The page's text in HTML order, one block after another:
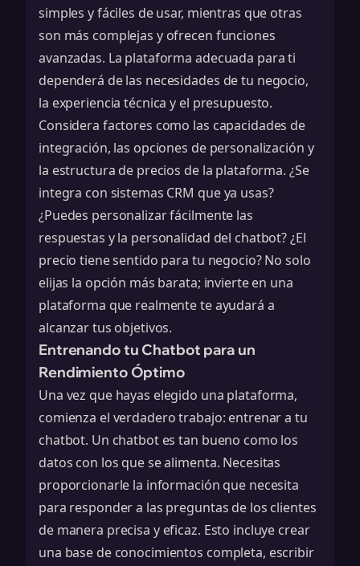
simples y fáciles de usar, mientras que otras
son más complejas y ofrecen funciones
avanzadas. La plataforma adecuada para ti
dependerá de las necesidades de tu negocio,
la experiencia técnica y el presupuesto.
Considera factores como las capacidades de
integración, las opciones de personalización y
la estructura de precios de la plataforma. ¿Se
integra con sistemas CRM que ya usas?
¿Puedes personalizar fácilmente las
respuestas y la personalidad del chatbot? ¿El
precio tiene sentido para tu negocio? No solo
elijas la opción más barata; invierte en una
plataforma que realmente te ayudará a
alcanzar tus objetivos.
Entrenando tu Chatbot para un
Rendimiento Óptimo
Una vez que hayas elegido una plataforma,
comienza el verdadero trabajo: entrenar a tu
chatbot. Un chatbot es tan bueno como los
datos con los que se alimenta. Necesitas
proporcionarle la información que necesita
para responder a las preguntas de los clientes
de manera precisa y eficaz. Esto incluye crear
una base de conocimientos completa, escribir